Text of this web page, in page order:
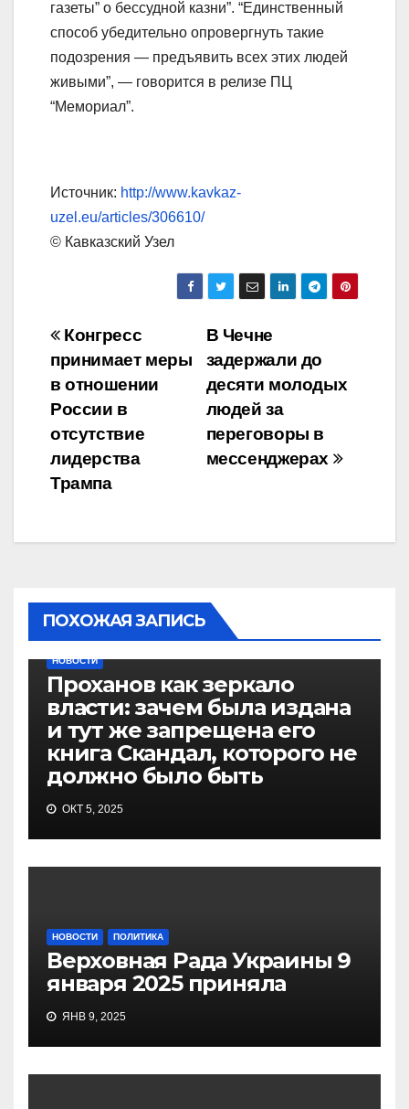
газеты” о бессудной казни”. “Единственный
способ убедительно опровергнуть такие
подозрения — предъявить всех этих людей
живыми”, — говорится в релизе ПЦ
“Мемориал”.
Источник: http://www.kavkaz-
uzel.eu/articles/306610/
© Кавказский Узел
Навигация
по
записям
В Чечне
задержали до
десяти молодых
людей за
переговоры в
мессенджерах
Конгресс
принимает меры
в отношении
России в
отсутствие
лидерства
Трампа
ПОХОЖАЯ ЗАПИСЬ
НОВОСТИ
Проханов как зеркало
власти: зачем была издана
и тут же запрещена его
книга Скандал, которого не
должно было быть
ОКТ 5, 2025
НОВОСТИ ПОЛИТИКА
Верховная Рада Украины 9
января 2025 приняла
ЯНВ 9, 2025